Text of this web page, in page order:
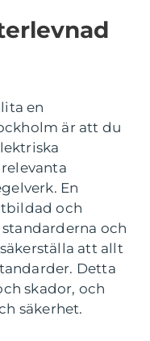
en
är att du
En
och
och
att allt
Detta
skador, och
säkerhet.